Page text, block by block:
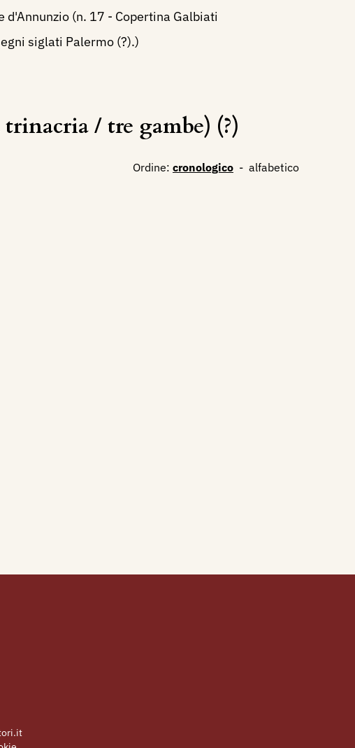
d'Annunzio (n. 17 - Copertina Galbiati
siglati Palermo (?).)
/ tre gambe) (?)
Ordine: cronologico - alfabetico